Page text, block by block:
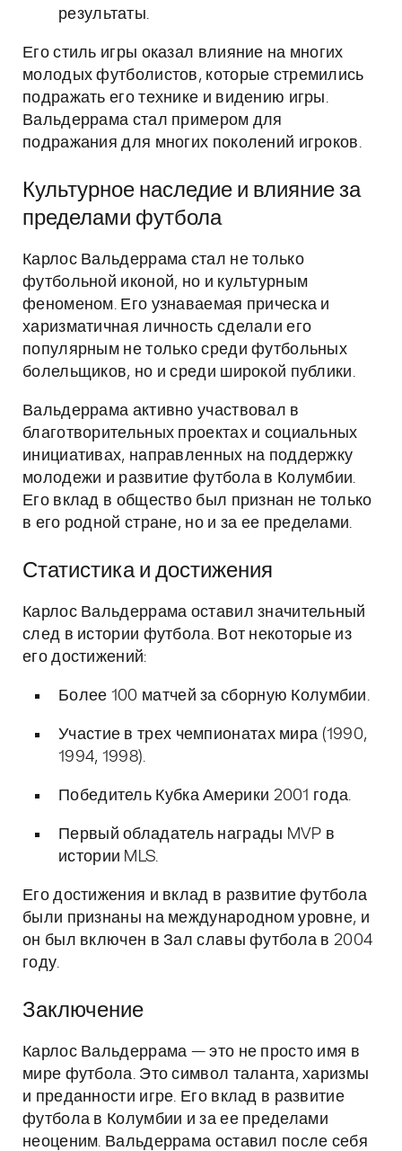
результаты.
Его стиль игры оказал влияние на многих
молодых футболистов, которые стремились
подражать его технике и видению игры.
Вальдеррама стал примером для
подражания для многих поколений игроков.
Культурное наследие и влияние за
пределами футбола
Карлос Вальдеррама стал не только
футбольной иконой, но и культурным
феноменом. Его узнаваемая прическа и
харизматичная личность сделали его
популярным не только среди футбольных
болельщиков, но и среди широкой публики.
Вальдеррама активно участвовал в
благотворительных проектах и социальных
инициативах, направленных на поддержку
молодежи и развитие футбола в Колумбии.
Его вклад в общество был признан не только
в его родной стране, но и за ее пределами.
Статистика и достижения
Карлос Вальдеррама оставил значительный
след в истории футбола. Вот некоторые из
его достижений:
Более 100 матчей за сборную Колумбии.
Участие в трех чемпионатах мира (1990,
1994, 1998).
Победитель Кубка Америки 2001 года.
Первый обладатель награды MVP в
истории MLS.
Его достижения и вклад в развитие футбола
были признаны на международном уровне, и
он был включен в Зал славы футбола в 2004
году.
Заключение
Карлос Вальдеррама — это не просто имя в
мире футбола. Это символ таланта, харизмы
и преданности игре. Его вклад в развитие
футбола в Колумбии и за ее пределами
неоценим. Вальдеррама оставил после себя